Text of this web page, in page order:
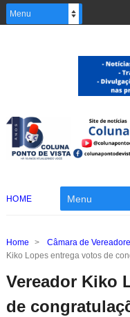
HOME
Home > Câmara de
Kiko Lopes entrega votos de
Vereador Kiko
de